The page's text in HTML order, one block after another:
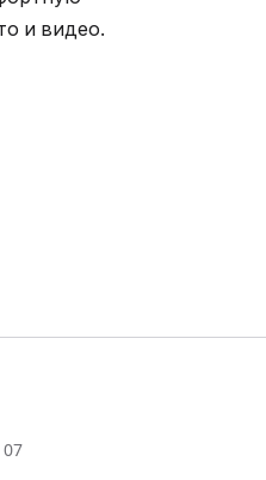
и видео.